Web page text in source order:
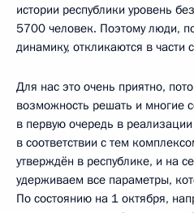
истории республики уровень
5700 человек. Поэтому люди,
динамику, откликаются в части
Для нас это очень приятно,
возможность решать и многие
в первую очередь в
в соответствии с тем
утверждён в республике, и на
удерживаем все параметры,
По состоянию на 1 октября,